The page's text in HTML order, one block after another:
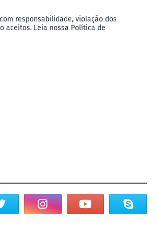
responsabilidade, violação dos
aceitos. Leia nossa Política de